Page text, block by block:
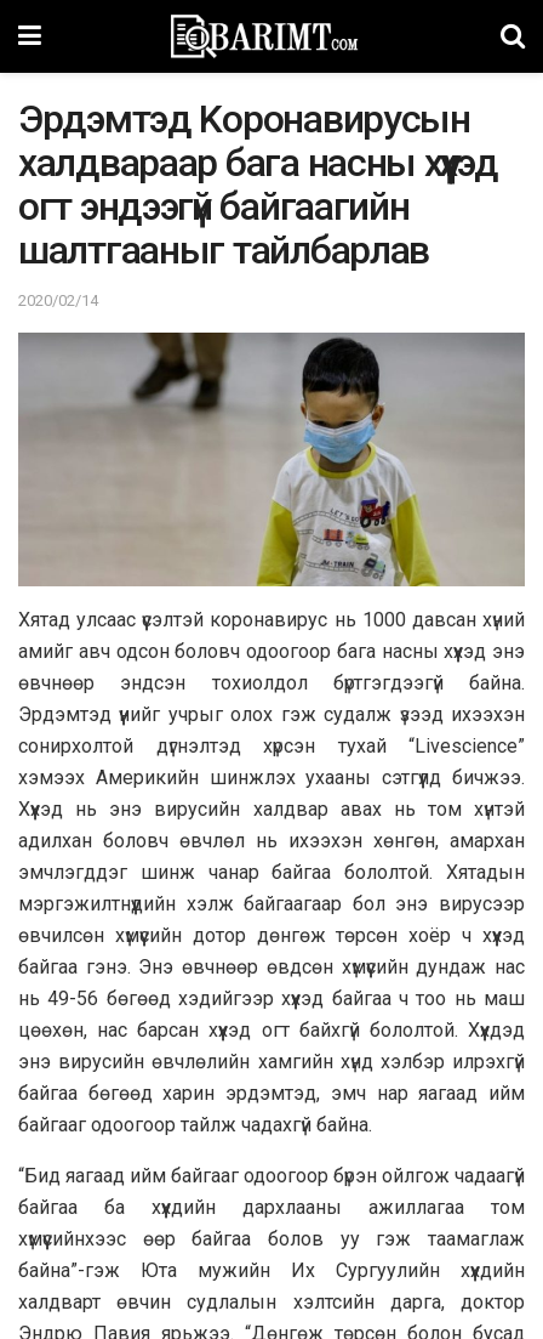
Эpдэмтэд Kopoнавирусын
халдвараар бага насны хүүхэд
огт эндээгүй байгаагийн
шалтгааныг тайлбарлав
2020/02/14
Xятaд yлcaac үүcэлтэй коронавирус нь 1000 давсан хүний
амийг авч одсон боловч одоогоор бага насны хүүхэд энэ
өвчнөөр эндсэн тохиолдол бүртгэгдээгүй байна.
Эрдэмтэд үүнийг учрыг олох гэж судалж үзээд ихээхэн
сонирхолтой дүгнэлтэд хүрсэн тухай “Livescience”
хэмээх Америкийн шинжлэх ухааны сэтгүүлд бичжээ.
Хүүхэд нь энэ вирусийн халдвар авах нь том хүнтэй
адилхан боловч өвчлөл нь ихээхэн хөнгөн, амархан
эмчлэгддэг шинж чанар байгаа бололтой. Хятадын
мэргэжилтнүүдийн хэлж байгаагаар бол энэ вирусээр
өвчилсөн хүмүүсийн дотор дөнгөж төрсөн хоёр ч хүүхэд
байгаа гэнэ. Энэ өвчнөөр өвдсөн хүмүүсийн дундаж нас
нь 49-56 бөгөөд хэдийгээр хүүхэд байгаа ч тоо нь маш
цөөхөн, нас барсан хүүхэд огт байхгүй бололтой. Хүүхдэд
энэ вирусийн өвчлөлийн хамгийн хүнд хэлбэр илрэхгүй
байгаа бөгөөд харин эрдэмтэд, эмч нар яагаад ийм
байгааг одоогоор тайлж чадахгүй байна.
“Бид яагаад ийм байгааг одоогоор бүрэн ойлгож чадаагүй
байгаа ба хүүхдийн дархлааны ажиллагаа том
хүмүүсийнхээс өөр байгаа болов уу гэж таамаглаж
байна”-гэж Юта мужийн Их Сургуулийн хүүхдийн
халдварт өвчин судлалын хэлтсийн дарга, доктор
Эндрю Павия ярьжээ. “Дөнгөж төрсөн болон бусад